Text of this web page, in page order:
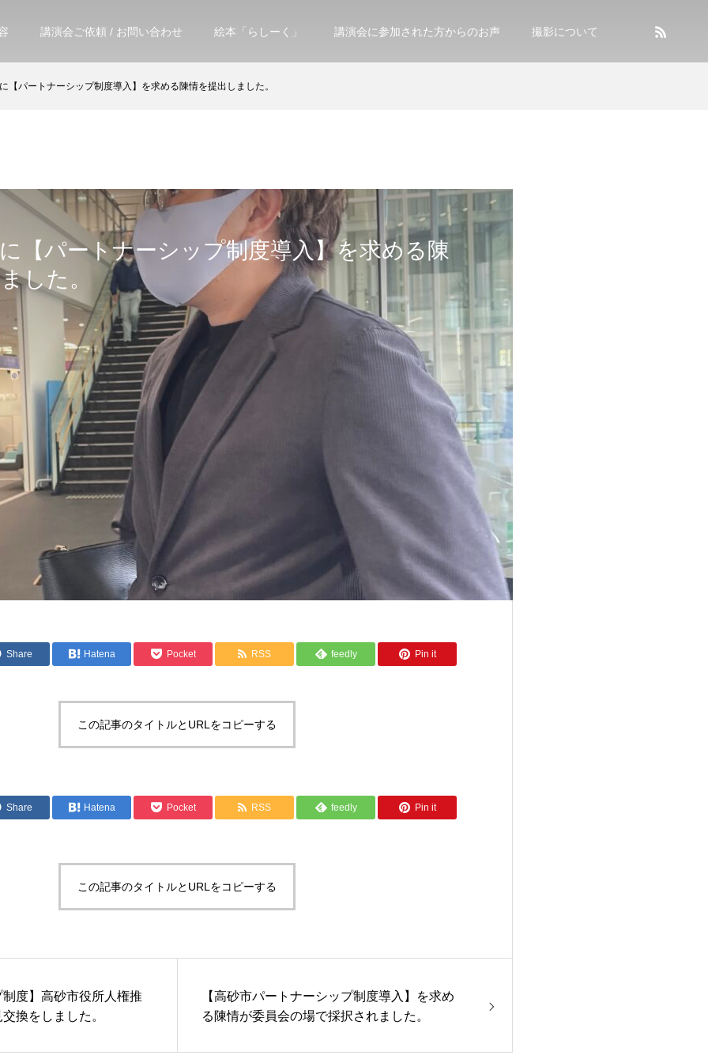
講演会ご依頼 / お問い合わせ 絵本「らしーく」 講演会に参加された方からのお声 撮影について
【パートナーシップ制度導入】を求める陳情を提出しました。
【パートナーシップ制度導入】を求める陳
した。
Share Hatena Pocket RSS feedly Pin it
この記事のタイトルとURLをコピーする
Share Hatena Pocket RSS feedly Pin it
この記事のタイトルとURLをコピーする
度】高砂市役所人権推
換をしました。
【高砂市パートナーシップ制度導入】を求め
る陳情が委員会の場で採択されました。